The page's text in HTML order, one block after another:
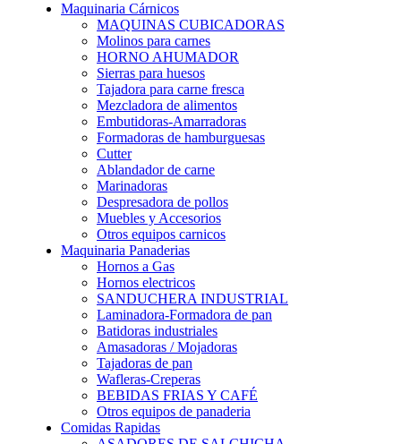
Maquinaria Cárnicos
MAQUINAS CUBICADORAS
Molinos para carnes
HORNO AHUMADOR
Sierras para huesos
Tajadora para carne fresca
Mezcladora de alimentos
Embutidoras-Amarradoras
Formadoras de hamburguesas
Cutter
Ablandador de carne
Marinadoras
Despresadora de pollos
Muebles y Accesorios
Otros equipos carnicos
Maquinaria Panaderias
Hornos a Gas
Hornos electricos
SANDUCHERA INDUSTRIAL
Laminadora-Formadora de pan
Batidoras industriales
Amasadoras / Mojadoras
Tajadoras de pan
Wafleras-Creperas
BEBIDAS FRIAS Y CAFÉ
Otros equipos de panaderia
Comidas Rapidas